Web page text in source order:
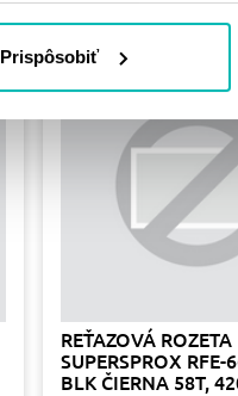
Prispôsobiť
REŤAZOVÁ ROZETA
SUPERSPROX RFE-
BLK ČIERNA 58T,